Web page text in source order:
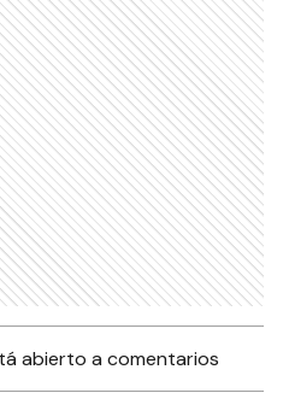
abierto a comentarios